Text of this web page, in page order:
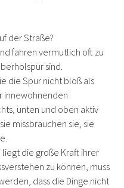
der Straße?
fahren vermutlich oft zu
sind.
die Spur nicht bloß als
innewohnenden
unten und oben aktiv
missbrauchen sie, sie
liegt die große Kraft ihrer
zu können, muss
dass die Dinge nicht